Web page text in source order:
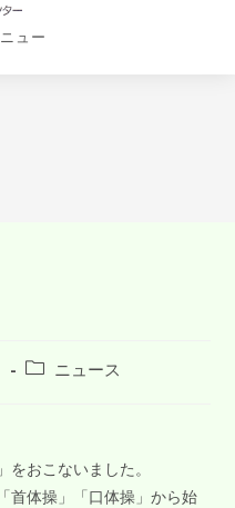
ュー
ニュース
おこないました。
首体操」「口体操」から始